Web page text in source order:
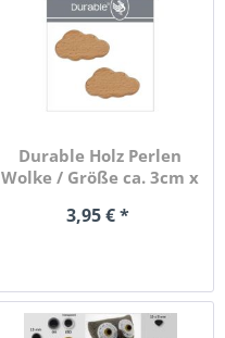
Durable Holz Perlen
Wolke / Größe ca. 3cm x
3,95 € *